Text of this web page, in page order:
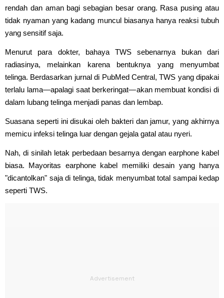
rendah dan aman bagi sebagian besar orang. Rasa pusing atau
tidak nyaman yang kadang muncul biasanya hanya reaksi tubuh
yang sensitif saja.
Menurut para dokter, bahaya TWS sebenarnya bukan dari
radiasinya, melainkan karena bentuknya yang menyumbat
telinga. Berdasarkan jurnal di PubMed Central, TWS yang dipakai
terlalu lama—apalagi saat berkeringat—akan membuat kondisi di
dalam lubang telinga menjadi panas dan lembap.
Suasana seperti ini disukai oleh bakteri dan jamur, yang akhirnya
memicu infeksi telinga luar dengan gejala gatal atau nyeri.
Nah, di sinilah letak perbedaan besarnya dengan earphone kabel
biasa. Mayoritas earphone kabel memiliki desain yang hanya
"dicantolkan" saja di telinga, tidak menyumbat total sampai kedap
seperti TWS.